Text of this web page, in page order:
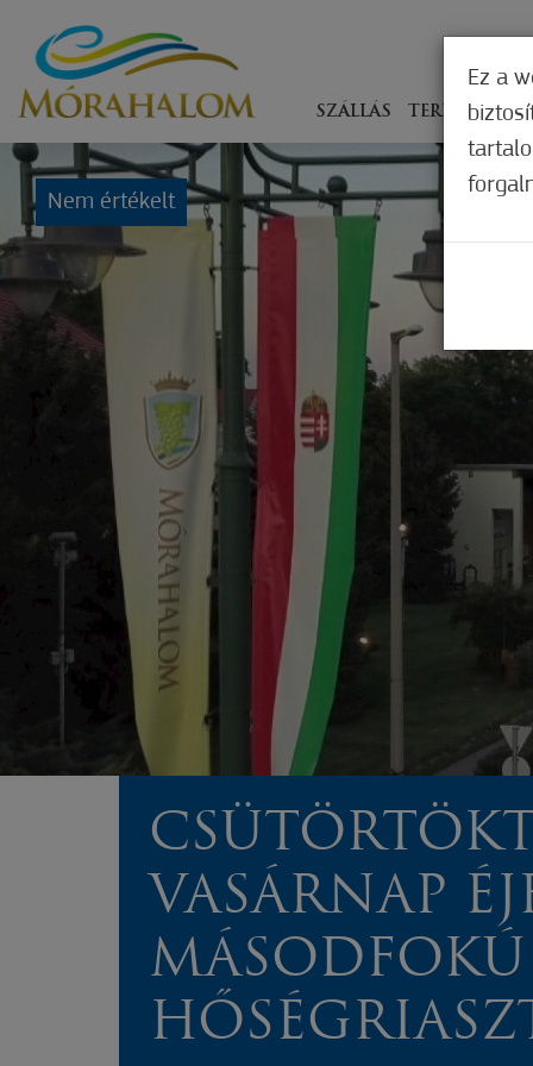
SZÁLLÁS TERÍTÉKEN
Nem értékelt
VASÁRNAP
MÁSODFOKÚ
Ez a